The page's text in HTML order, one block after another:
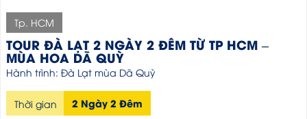
Tp. HCM
TOUR ĐÀ LẠT 2 NGÀY 2 ĐÊM TỪ TP HCM –
MÙA HOA DÃ QUỲ
Hành trình: Đà Lạt mùa Dã Quỳ
Thời gian 2 Ngày 2 Đêm